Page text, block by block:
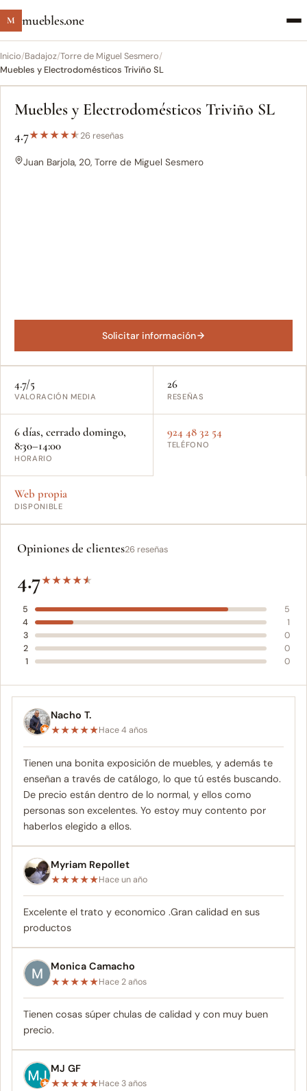
M muebles.one
Inicio/Badajoz/Torre de Miguel Sesmero/
Muebles y Electrodomésticos Triviño SL
Muebles y Electrodomésticos Triviño SL
4.7★★★★★26 reseñas
Juan Barjola, 20, Torre de Miguel Sesmero
Solicitar información
4.7/5
VALORACIÓN MEDIA
26
RESEÑAS
6 días, cerrado domingo,
8:30–14:00
HORARIO
924 48 32 54
TELÉFONO
Web propia
DISPONIBLE
Opiniones de clientes26 reseñas
4.7★★★★★
5
5
4
1
3
0
2
0
1
0
Nacho T.
★★★★★Hace 4 años
Tienen una bonita exposición de muebles, y además te
enseñan a través de catálogo, lo que tú estés buscando.
De precio están dentro de lo normal, y ellos como
personas son excelentes. Yo estoy muy contento por
haberlos elegido a ellos.
Myriam Repollet
★★★★★Hace un año
Excelente el trato y economico .Gran calidad en sus
productos
Monica Camacho
★★★★★Hace 2 años
Tienen cosas súper chulas de calidad y con muy buen
precio.
MJ GF
★★★★★Hace 3 años